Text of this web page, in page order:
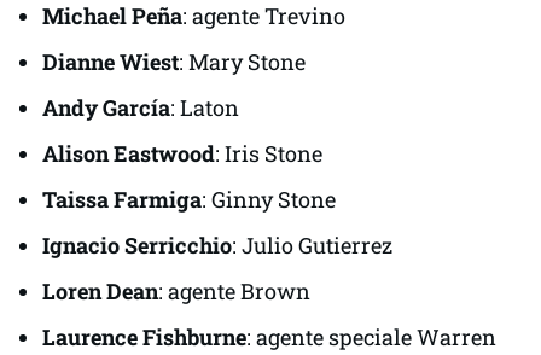
Michael Peña: agente Trevino
Dianne Wiest: Mary Stone
Andy García: Laton
Alison Eastwood: Iris Stone
Taissa Farmiga: Ginny Stone
Ignacio Serricchio: Julio Gutierrez
Loren Dean: agente Brown
Laurence Fishburne: agente speciale Warren